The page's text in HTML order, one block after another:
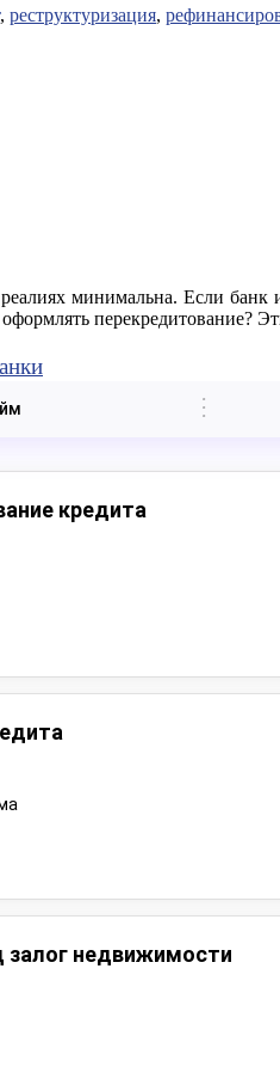
, реструктуризация,
минимальна. Если банк
перекредитование?